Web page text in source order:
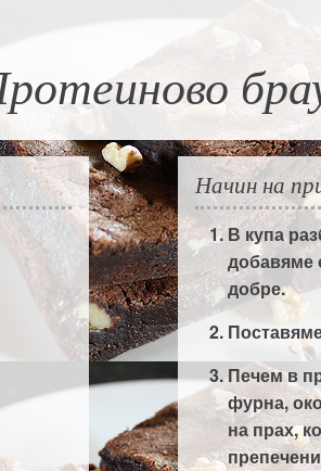
Начин на
В купа
добавяме
добре.
Печем в
фурна,
на прах,